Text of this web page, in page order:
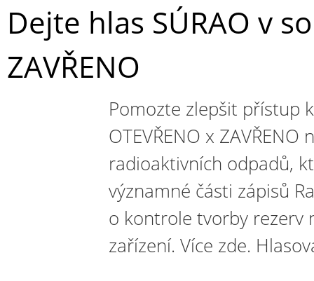
Dejte hlas SÚRAO v
ZAVŘENO
Pomozte zlepšit přístup
OTEVŘENO x
radioaktivních odpadů,
významné části zápisů
o kontrole tvorby rezerv
zařízení. Více zde.